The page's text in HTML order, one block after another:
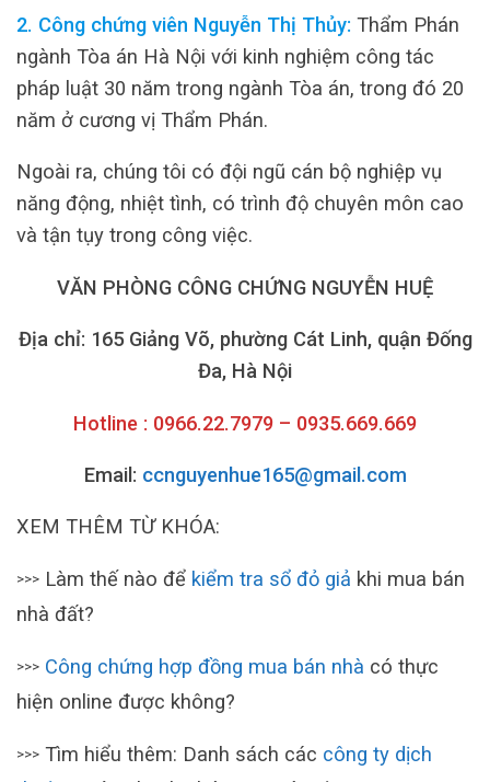
2. Công chứng viên Nguyễn Thị Thủy: Thẩm Phán
ngành Tòa án Hà Nội với kinh nghiệm công tác
pháp luật 30 năm trong ngành Tòa án, trong đó 20
năm ở cương vị Thẩm Phán.
Ngoài ra, chúng tôi có đội ngũ cán bộ nghiệp vụ
năng động, nhiệt tình, có trình độ chuyên môn cao
và tận tụy trong công việc.
VĂN PHÒNG CÔNG CHỨNG NGUYỄN HUỆ
Địa chỉ: 165 Giảng Võ, phường Cát Linh, quận Đống
Đa, Hà Nội
Hotline : 0966.22.7979 – 0935.669.669
Email: ccnguyenhue165@gmail.com
XEM THÊM TỪ KHÓA:
>>> Làm thế nào để kiểm tra sổ đỏ giả khi mua bán
nhà đất?
>>> Công chứng hợp đồng mua bán nhà có thực
hiện online được không?
>>> Tìm hiểu thêm: Danh sách các công ty dịch